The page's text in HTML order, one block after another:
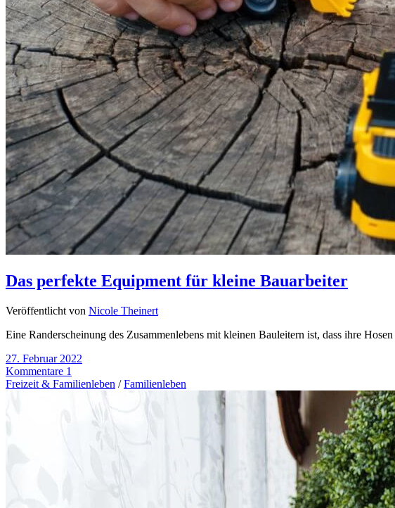
Das perfekte Equipment für kleine Bauarbeiter
Veröffentlicht von Nicole Theinert
Eine Randerscheinung des Zusammenlebens mit kleinen Bauleitern ist, dass ihre
27. Februar 2022
Kommentare 1
Freizeit & Familienleben /Familienleben